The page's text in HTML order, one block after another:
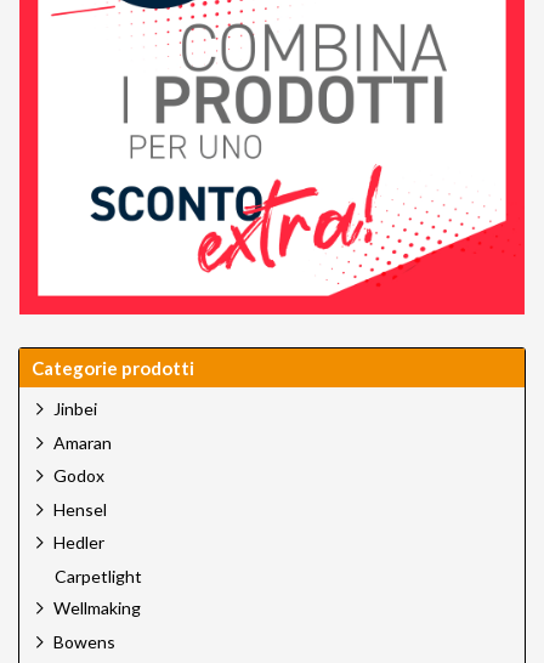
Categorie prodotti
Jinbei
Amaran
Godox
Hensel
Hedler
Carpetlight
Wellmaking
Bowens